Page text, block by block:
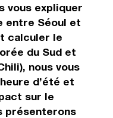
vous expliquer
entre Séoul et
calculer le
du Sud et
nous vous
d’été et
sur le
présenterons